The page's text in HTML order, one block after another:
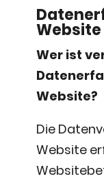
Website
Wer ist
Website?
Die
Website